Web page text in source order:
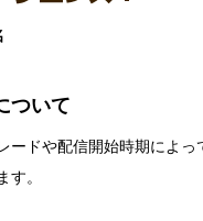
ついて
ードや配信開始時期によっ
す。